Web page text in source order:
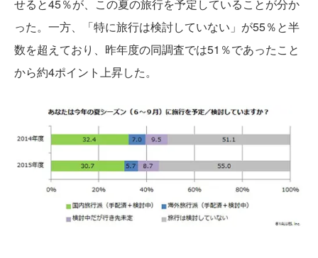
せると45％が、この夏の旅行を予定していることが分か
った。一方、「特に旅行は検討していない」が55％と半
数を超えており、昨年度の同調査では51％であったこと
から約4ポイント上昇した。